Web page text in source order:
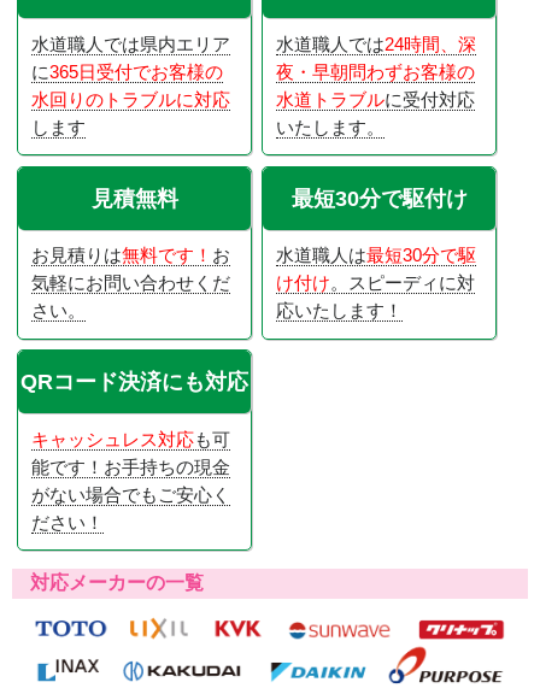
水道職人では県内エリア
に365日受付でお客様の
水回りのトラブルに対応
します
水道職人では24時間、深
夜・早朝問わずお客様の
水道トラブルに受付対応
いたします。
見積無料
お見積りは無料です！ お
気軽にお問い合わせくだ
さい。
最短30分で駆付け
水道職人は最短30分で駆
け付け。スピーディに対
応いたします！
QRコード決済にも対応
キャッシュレス対応も可
能です！お手持ちの現金
がない場合でもご安心く
ださい！
対応メーカーの一覧